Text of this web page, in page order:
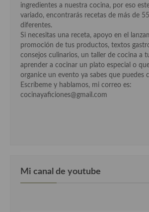
Cocina Murciana
Cocina Navarra
Cocina Riojana
Cocina Valenciana
Cocina Vasca
Cocina Britanica
ingredientes a nuestra cocina, por eso
variado, encontrarás recetas de más de
diferentes.
Si necesitas una receta, apoyo en el
promoción de tus productos, textos
consejos culinarios, un taller de cocina a
aprender a cocinar un plato especial o
organice un evento ya sabes que puedes
Escríbeme y hablamos, mi correo es:
cocinayaficiones@gmail.com
Mi canal de youtube